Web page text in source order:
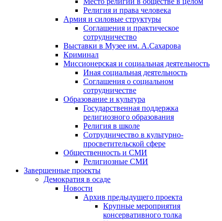
Религия и права человека
Армия и силовые структуры
Соглашения и практическое
сотрудничество
Выставки в Музее им. А.Сахарова
Криминал
Миссионерская и социальная деятельность
Иная социальная деятельность
Соглашения о социальном
сотрудничестве
Образование и культура
Государственная поддержка
религиозного образования
Религия в школе
Сотрудничество в культурно-
просветительской сфере
Общественность и СМИ
Религиозные СМИ
Завершенные проекты
Демократия в осаде
Новости
Архив предыдущего проекта
Крупные мероприятия
консервативного толка